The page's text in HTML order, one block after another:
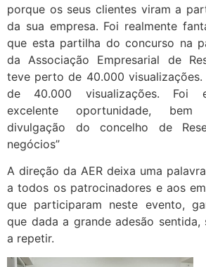
porque os seus clientes viram a
da sua empresa. Foi realmente
que esta partilha do concurso na
da Associação Empresarial de
teve perto de 40.000 visualizações.
de 40.000 visualizações. Foi
excelente oportunidade, bem
divulgação do concelho de
negócios”
A direção da AER deixa uma
a todos os patrocinadores e aos
que participaram neste evento,
que dada a grande adesão sentida,
a repetir.